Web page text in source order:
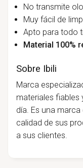
No transmite
Muy fácil de
Apto para todo
Material 100%
Sobre Ibili
Marca
materiales fiables
día. Es una
calidad de sus
a sus clientes.